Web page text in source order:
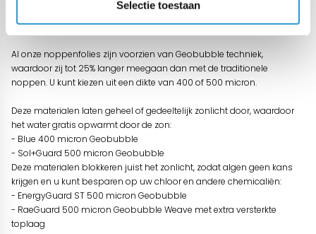
Selectie toestaan
Het is dan ook belangrijk om het zwembadzeil op het water te leggen
als het zwembad niet gebruikt wordt.
Al onze noppenfolies zijn voorzien van Geobubble techniek,
waardoor zij tot 25% langer meegaan dan met de traditionele
noppen. U kunt kiezen uit een dikte van 400 of 500 micron.
Deze materialen laten geheel of gedeeltelijk zonlicht door, waardoor
het water gratis opwarmt door de zon:
- Blue 400 micron Geobubble
- Sol+Guard 500 micron Geobubble
Deze materialen blokkeren juist het zonlicht, zodat algen geen kans
krijgen en u kunt besparen op uw chloor en andere chemicaliën:
- EnergyGuard ST 500 micron Geobubble
- RaeGuard 500 micron Geobubble Weave met extra versterkte
toplaag